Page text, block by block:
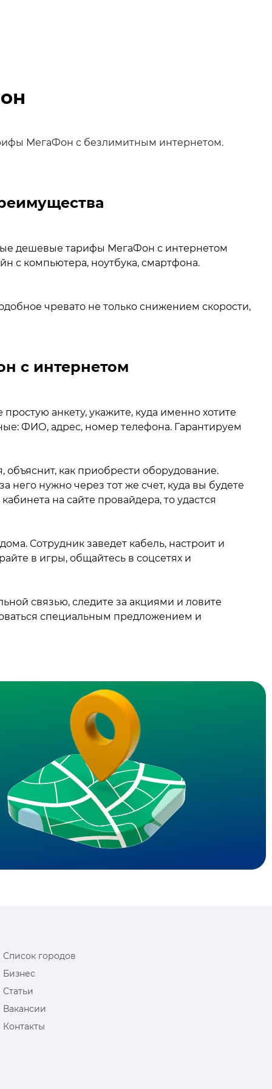
МегаФон с безлимитным интернетом.
дешевые тарифы МегаФон с интернетом
с компьютера, ноутбука, смартфона.
чревато не только снижением скорости,
с интернетом
простую анкету, укажите, куда именно хотите
ФИО, адрес, номер телефона. Гарантируем
как приобрести оборудование.
него нужно через тот же счет, куда вы будете
на сайте провайдера, то удастся
Сотрудник заведет кабель, настроит и
в игры, общайтесь в соцсетях и
связью, следите за акциями и ловите
специальным предложением и
Список городов
Бизнес
Статьи
Вакансии
Контакты